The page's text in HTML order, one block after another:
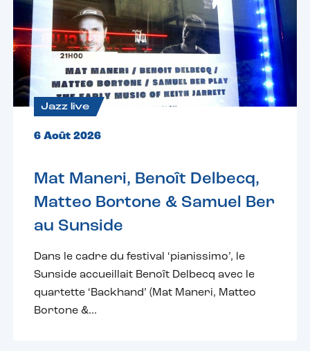
Jazz live
6 Août 2026
Mat Maneri, Benoît Delbecq,
Matteo Bortone & Samuel Ber
au Sunside
Dans le cadre du festival ‘pianissimo’, le
Sunside accueillait Benoît Delbecq avec le
quartette ‘Backhand’ (Mat Maneri, Matteo
Bortone &...